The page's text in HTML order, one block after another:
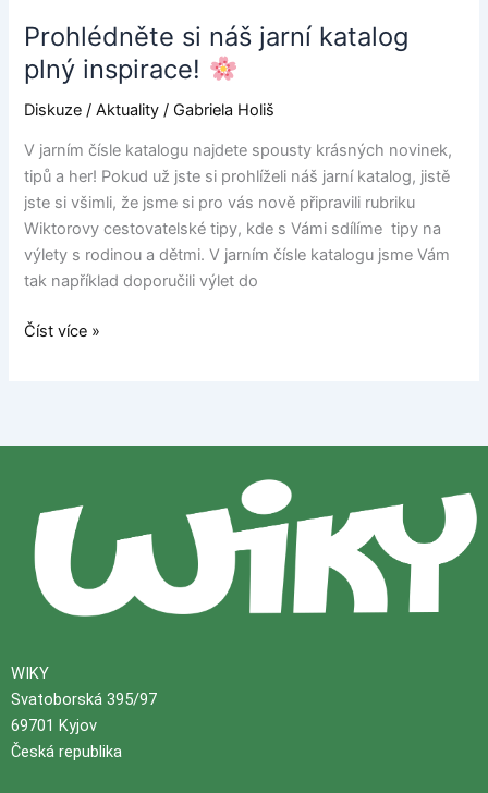
Prohlédněte si náš jarní katalog
plný inspirace!
Diskuze /Aktuality / Gabriela Holiš
V jarním čísle katalogu najdete spousty krásných novinek,
tipů a her! Pokud už jste si prohlíželi náš jarní katalog, jistě
jste si všimli, že jsme si pro vás nově připravili rubriku
Wiktorovy cestovatelské tipy, kde s Vámi sdílíme tipy na
výlety s rodinou a dětmi. V jarním čísle katalogu jsme Vám
tak například doporučili výlet do
Prohlédněte
náš
jarní
plný
inspirace!
Číst více »
WIKY
Svatoborská 395/97
69701 Kyjov
Česká republika